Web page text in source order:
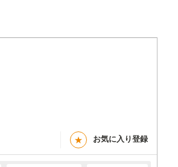
★ お気に入り登録